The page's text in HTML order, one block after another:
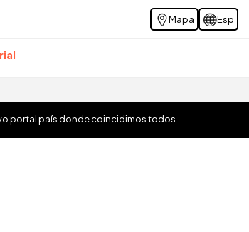
Mapa Esp
portal país donde coincidimos todos.